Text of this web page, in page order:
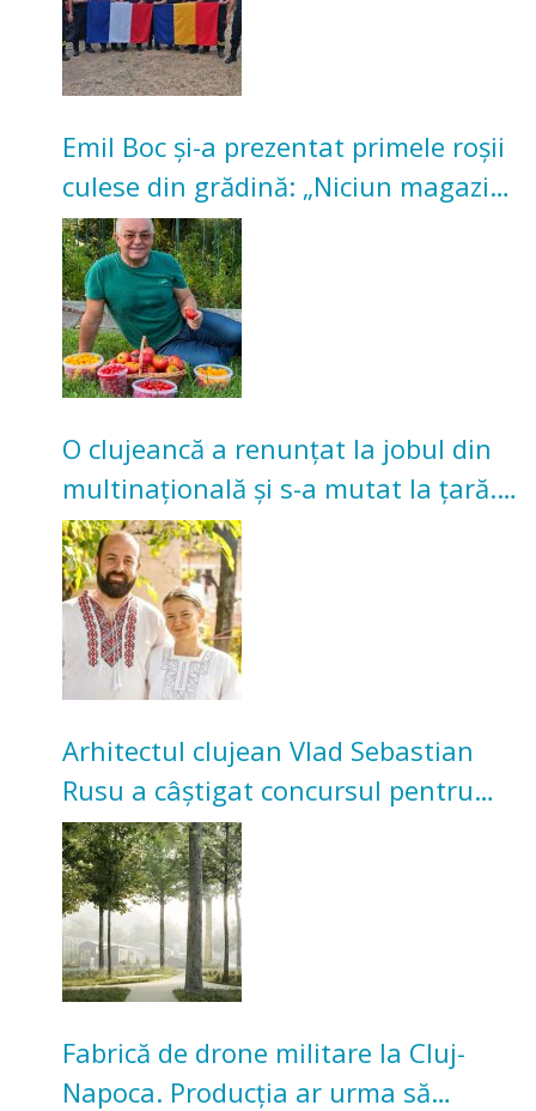
Emil Boc și-a prezentat primele roșii
culese din grădină: „Niciun magazin
nu poate oferi această satisfacție”
O clujeancă a renunțat la jobul din
multinațională și s-a mutat la țară.
Acum cultivă legume în grădina
bunicilor
Arhitectul clujean Vlad Sebastian
Rusu a câștigat concursul pentru
transformarea Grădinii Casei
Universitarilor
Fabrică de drone militare la Cluj-
Napoca. Producția ar urma să